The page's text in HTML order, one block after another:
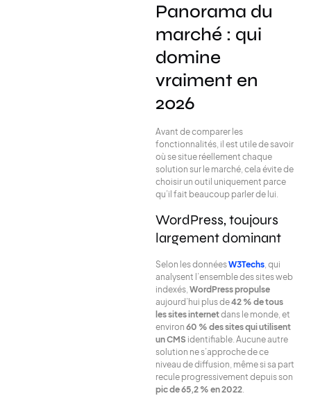
Panorama du
marché : qui
domine
vraiment en
2026
Avant de comparer les
fonctionnalités, il est utile de savoir
où se situe réellement chaque
solution sur le marché, cela évite de
choisir un outil uniquement parce
qu’il fait beaucoup parler de lui.
WordPress, toujours
largement dominant
Selon les donnéesW3Techs , qui
analysent l’ensemble des sites web
indexés, WordPress propulse
aujourd’hui plus de42 % de tous
les sites internetdans le monde, et
environ 60 % des sites qui utilisent
un CMS identifiable. Aucune autre
solution ne s’approche de ce
niveau de diffusion, même si sa part
recule progressivement depuis son
pic de 65,2 % en 2022